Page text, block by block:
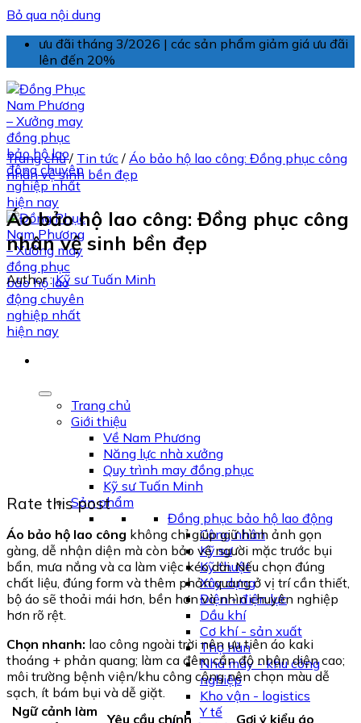
Bỏ qua nội dung
ưu đãi tháng 3/2026 | các sản phẩm giảm giá ưu đãi
lên đến 20%
Trang chủ
Giới thiệu
Về Nam Phương
Năng lực nhà xưởng
Quy trình may đồng phục
Kỹ sư Tuấn Minh
Sản phẩm
Đồng phục bảo hộ lao động
Công nhân
Kỹ sư
Kỹ thuật
Xây dựng
Điện - điện lực
Dầu khí
Cơ khí - sản xuất
Thợ hàn
Nhà máy - khu công
nghiệp
Kho vận - logistics
Y tế
Trang chủ/ Tin tức / Áo bảo hộ lao công: Đồng phục công
nhân vệ sinh bền đẹp
Áo bảo hộ lao công: Đồng phục công
nhân vệ sinh bền đẹp
Author :Kỹ sư Tuấn Minh
Rate this post
Áo bảo hộ lao công không chỉ giúp giữ hình ảnh gọn
gàng, dễ nhận diện mà còn bảo vệ người mặc trước bụi
bẩn, mưa nắng và ca làm việc kéo dài. Nếu chọn đúng
chất liệu, đúng form và thêm phản quang ở vị trí cần thiết,
bộ áo sẽ thoải mái hơn, bền hơn và nhìn chuyên nghiệp
hơn rõ rệt.
Chọn nhanh: lao công ngoài trời nên ưu tiên áo kaki
thoáng + phản quang; làm ca đêm cần độ nhận diện cao;
môi trường bệnh viện/khu công cộng nên chọn màu dễ
sạch, ít bám bụi và dễ giặt.
Ngữ cảnh làm
Yêu cầu chính
Gợi ý kiểu áo